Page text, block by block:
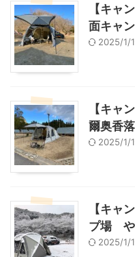
【キャ
面キャ
2025/1/
【キャ
爾奥香
2025/1/
【キャ
プ場 や
2025/1/